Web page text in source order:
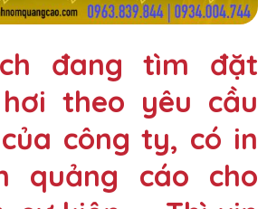
đang tìm đặt
theo yêu cầu
công ty, có in
quảng cáo cho